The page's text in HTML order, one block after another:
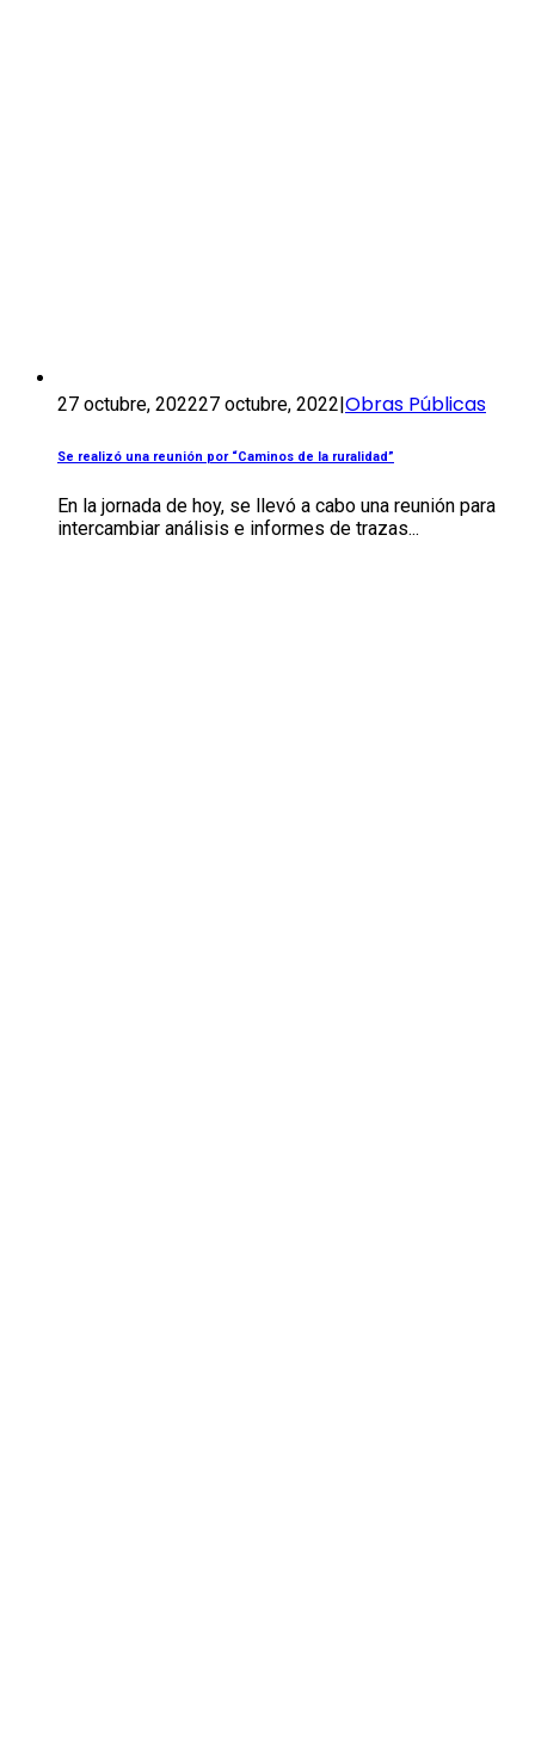
27 octubre, 202227 octubre, 2022 Obras Públicas
Se realizó una reunión por “Caminos de la ruralidad”
En la jornada de hoy, se llevó a cabo una reunión para
intercambiar análisis e informes de trazas...